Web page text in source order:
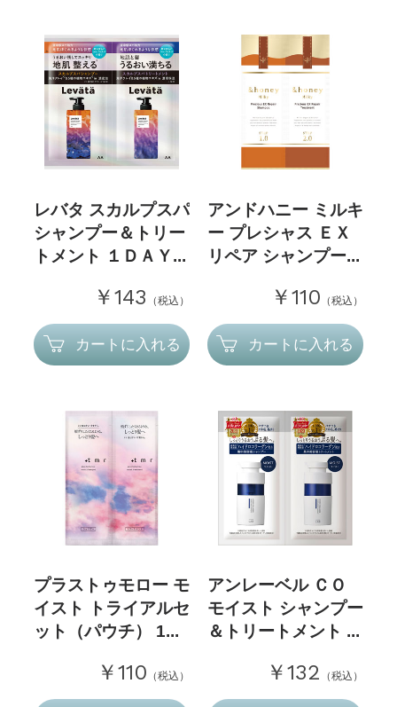
レバタ スカルプスパ
シャンプー＆トリー
トメント １ＤＡＹ...
￥143 （税込）
カートに入れる
アンドハニー ミルキ
ー プレシャス ＥＸ
リペア シャンプー...
￥110 （税込）
カートに入れる
プラストゥモロー モ
イスト トライアルセ
ット（パウチ） 1...
￥110 （税込）
アンレーベル ＣＯ
モイスト シャンプー
＆トリートメント ...
￥132 （税込）